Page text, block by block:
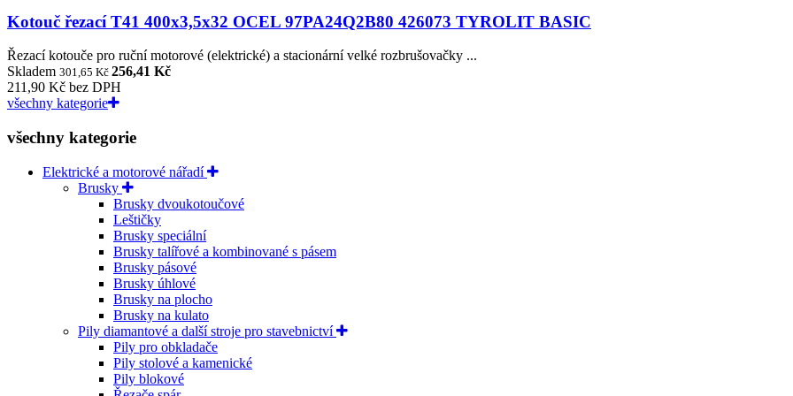
Kotouč řezací T41 400x3,5x32 OCEL 97PA24Q2B80 426073 TYROLIT BASIC
Řezací kotouče pro ruční motorové (elektrické) a stacionární velké rozbrušovačky ...
Skladem 301,65 Kč 256,41 Kč
211,90 Kč bez DPH
všechny kategorie
všechny kategorie
Elektrické a motorové nářadí
Brusky
Brusky dvoukotoučové
Leštičky
Brusky speciální
Brusky talířové a kombinované s pásem
Brusky pásové
Brusky úhlové
Brusky na plocho
Brusky na kulato
Pily diamantové a další stroje pro stavebnictví
Pily pro obkladače
Pily stolové a kamenické
Pily blokové